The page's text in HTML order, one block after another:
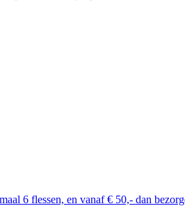
6 flessen, en vanaf € 50,- dan